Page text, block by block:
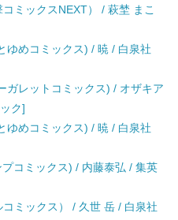
ミックスNEXT） / 萩埜 まこ
ゆめコミックス) / 暁 / 白泉社
ガレットコミックス) / オザキア
ク]
ゆめコミックス) / 暁 / 白泉社
コミックス) / 内藤泰弘 / 集英
ミックス） / 久世 岳 / 白泉社